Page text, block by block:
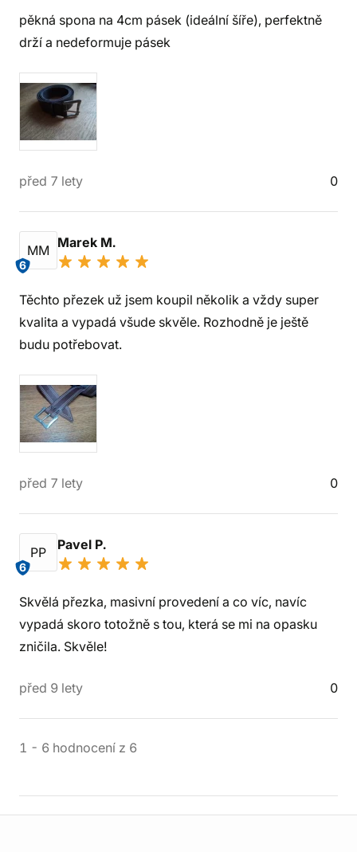
pěkná spona na 4cm pásek (ideální šíře), perfektně
drží a nedeformuje pásek
před 7 lety 0
MM
6
Marek M.
Těchto přezek už jsem koupil několik a vždy super
kvalita a vypadá všude skvěle. Rozhodně je ještě
budu potřebovat.
před 7 lety 0
PP
6
Pavel P.
Skvělá přezka, masivní provedení a co víc, navíc
vypadá skoro totožně s tou, která se mi na opasku
zničila. Skvěle!
před 9 lety 0
1 - 6 hodnocení z 6